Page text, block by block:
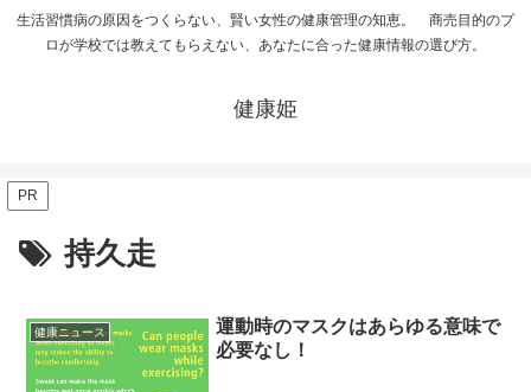
生活習慣病の原因をつくらない、賢い女性の健康管理の知恵。 商売目的のプ
ロが学校では教えてもらえない、あなたに合った健康情報の選び方。
健康姫
PR
持久走
健康ニュース
運動時のマスクはあらゆる意味で
必要なし！